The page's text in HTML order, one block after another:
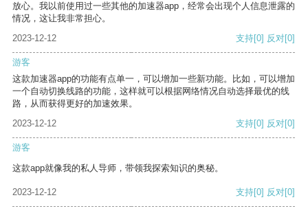
放心。我以前使用过一些其他的加速器app，经常会出现个人信息泄露的
情况，这让我非常担心。
2023-12-12
支持[0] 反对[0]
游客
这款加速器app的功能有点单一，可以增加一些新功能。比如，可以增加
一个自动切换线路的功能，这样就可以根据网络情况自动选择最优的线
路，从而获得更好的加速效果。
2023-12-12
支持[0] 反对[0]
游客
这款app就像我的私人导师，带领我探索知识的奥秘。
2023-12-12 支持[0] 反对[0]